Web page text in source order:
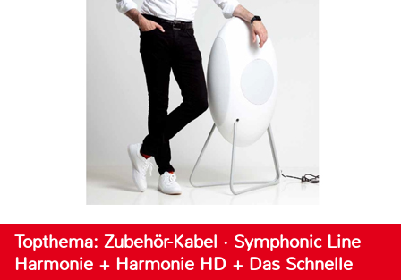
Topthema: Zubehör-Kabel · Symphonic Line
Harmonie + Harmonie HD + Das Schnelle